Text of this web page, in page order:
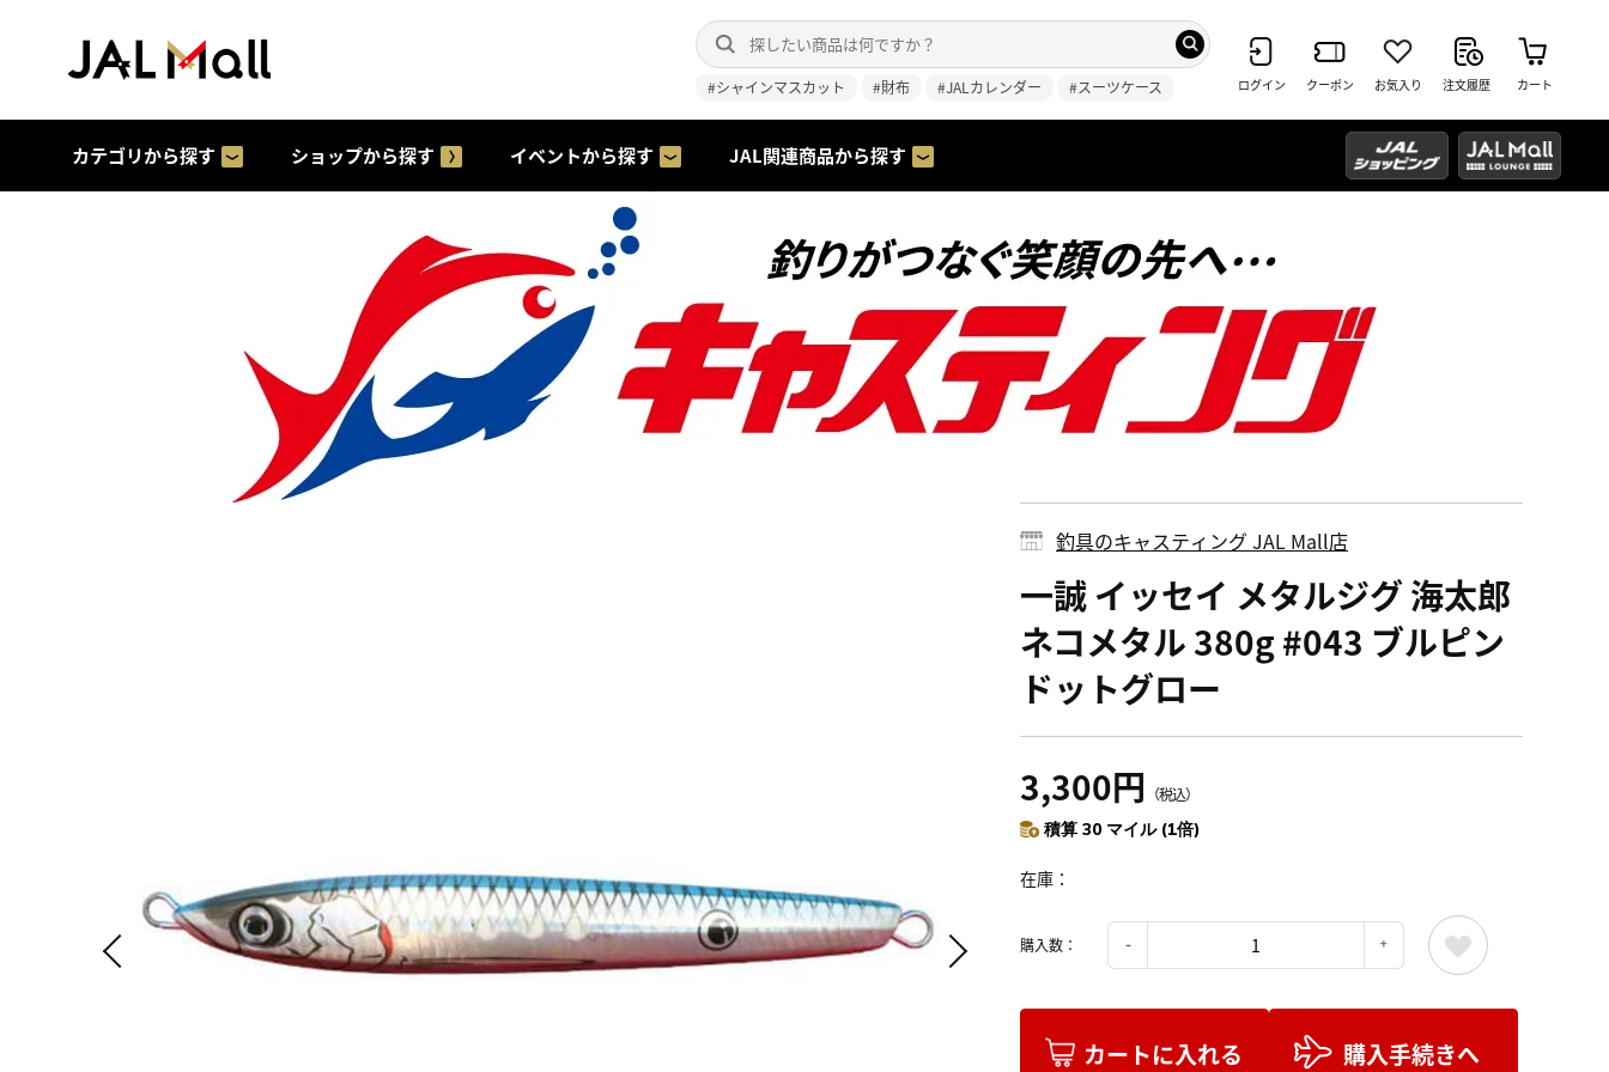
#シャインマスカット #財布 #JALカレンダー #スーツケース ログイン クーポン お気入り 注文履歴 カート
カテゴリから探す ショップから探す イベントから探す JAL関連商品から探す
釣具のキャスティング JAL Mall店
一誠 イッセイ メタルジグ 海太郎
ネコメタル 380g #043 ブルピン
ドットグロー
3,300円 （税込）
積算 30 マイル (1倍)
在庫
購入数：
カートに入れる 購入手続きへ